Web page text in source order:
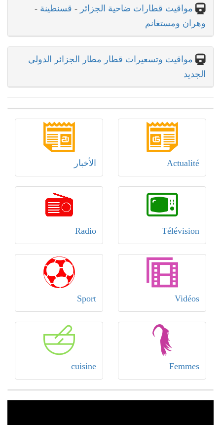
مواقيت قطارات ضاحية الجزائر - قسنطينة -
وهران ومستغانم
مواقيت وتسعيرات قطار مطار الجزائر الدولي
الجديد
Actualité الأخبار
Télévision
Radio
Vidéos
Sport
Femmes
cuisine